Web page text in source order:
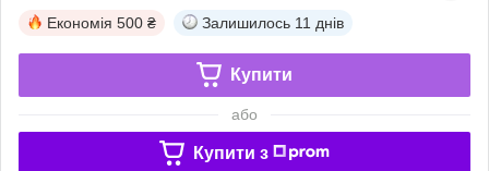
Економія 500 ₴ Залишилось 11 днів
Купити
або
Купити з